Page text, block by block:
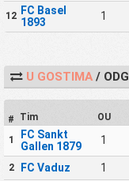
12 FC Basel
1893
1
U GOSTIMA/ ODG
# Tim OU
1
FC Sankt
Gallen 1879
1
2 FC Vaduz 1